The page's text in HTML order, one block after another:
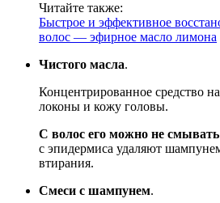
Читайте также:
Быстрое и эффективное
волос — эфирное масло лимона
Чистого масла.
Концентрированное средство
локоны и кожу головы.
С волос его можно не смывать
с эпидермиса удаляют
втирания.
Смеси с шампунем.